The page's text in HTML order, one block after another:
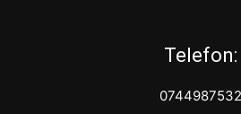
Telefon:
0744987532